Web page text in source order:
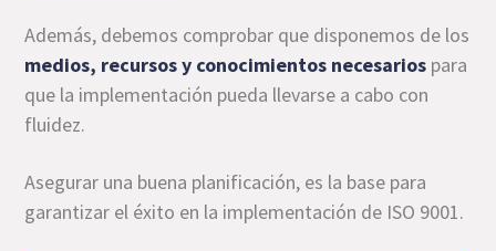
Además, debemos comprobar que disponemos de los
medios, recursos y conocimientos necesarios para
que la implementación pueda llevarse a cabo con
fluidez.
Asegurar una buena planificación, es la base para
garantizar el éxito en la implementación de ISO 9001.